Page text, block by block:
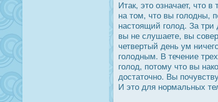
Итак, это означает, что
на том, что вы голодны,
настоящий голод. За
вы не слушаете, вы
четвертый день ум
голодным. В течение
голод, потому что вы
дοстаточно. Вы
И это для нормальных